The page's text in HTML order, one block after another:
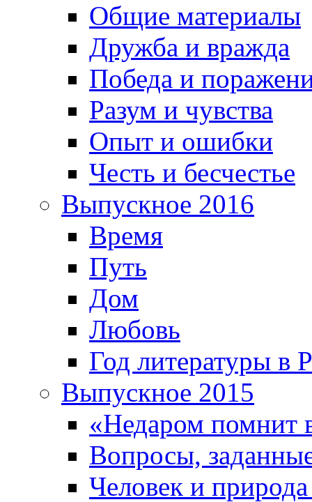
Общие материалы
Дружба и вражда
Победа и
Разум и чувства
Опыт и ошибки
Честь и бесчестье
Выпускное 2016
Время
Путь
Дом
Любовь
Год литературы в
Выпускное 2015
«Недаром помнит
Вопросы,
Человек и